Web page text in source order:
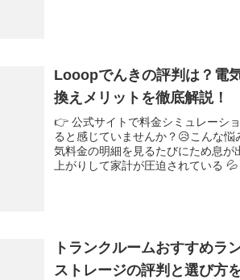
Looopでんきの評判は？電
換えメリットを徹底解説！
👉 公式サイトで料金シミュレーシ
ると感じていませんか？😥こんな
気料金の明細を見るたびにため息
上がりして家計が圧迫されている 💦
トランクルームおすすめラ
ストレージの評判と選び方